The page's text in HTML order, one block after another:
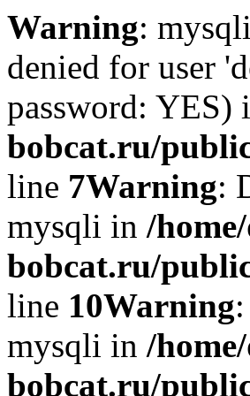
Warning:
denied for user
password: YES)
bobcat.ru/
line 7Warning:
mysqli in /
bobcat.ru/
line 10Warning
mysqli in /
bobcat.ru/